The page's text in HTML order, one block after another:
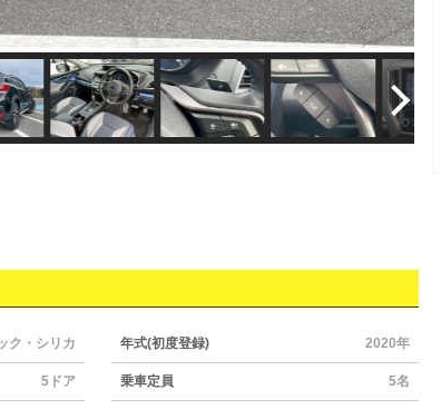
ク・シリカ 年式(初度登録) 2020年
5ドア 乗車定員 5名